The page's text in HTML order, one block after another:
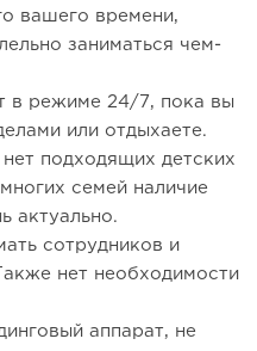
вашего времени,
заниматься чем-
в режиме 24/7, пока вы
или отдыхаете.
подходящих детских
семей наличие
актуально.
сотрудников и
нет необходимости
аппарат, не